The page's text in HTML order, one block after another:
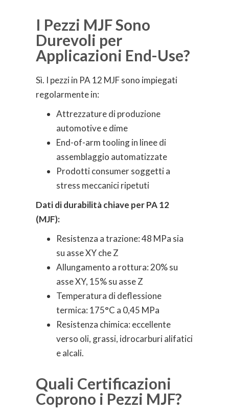
I Pezzi MJF Sono
Durevoli per
Applicazioni End-Use?
Sì. I pezzi in PA 12 MJF sono impiegati
regolarmente in:
Attrezzature di produzione
automotive e dime
End-of-arm tooling in linee di
assemblaggio automatizzate
Prodotti consumer soggetti a
stress meccanici ripetuti
Dati di durabilità chiave per PA 12
(MJF):
Resistenza a trazione: 48 MPa sia
su asse XY che Z
Allungamento a rottura: 20% su
asse XY, 15% su asse Z
Temperatura di deflessione
termica: 175°C a 0,45 MPa
Resistenza chimica: eccellente
verso oli, grassi, idrocarburi alifatici
e alcali.
Quali Certificazioni
Coprono i Pezzi MJF?